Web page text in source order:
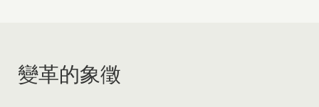
變革的象徵